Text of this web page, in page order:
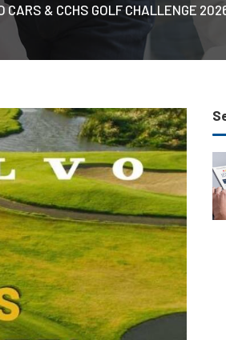
& CCHS GOLF CHALLENGE